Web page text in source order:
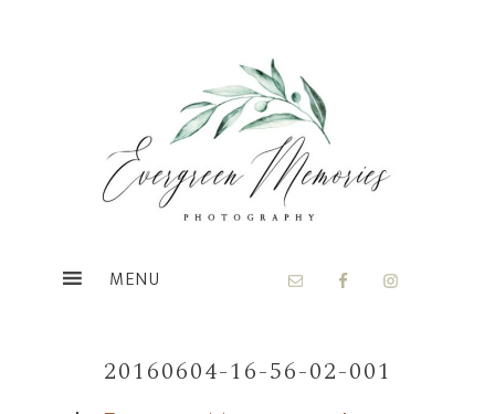
20160604-16-56-02-001